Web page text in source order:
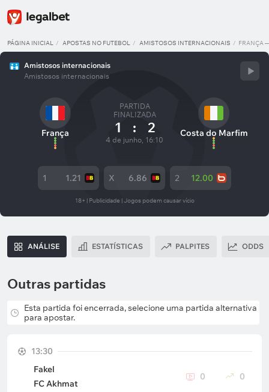
PÁGINA INICIAL APOSTAS NO FUTEBOL AMISTOSOS INTERNACIONAIS FRANÇA
Amistosos internacionais
Amistosos internacionais
França
PARTIDA
FINALIZADA
1 : 2
4 de junho, 16:10
Costa do Marfim
1 1.21 X 6.86 2 12.00
18+ | Publicidade | Jogos podem causar vício
ANÁLISE ESTATÍSTICAS PALPITES ODDS
Outras partidas
Esta partida foi encerrada, selecione uma partida alternativa
para apostar.
13:30
Fakel
FC Akhmat
0 0